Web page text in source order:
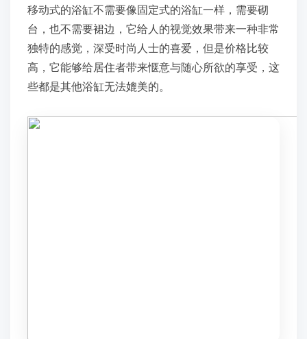
移动式的浴缸不需要像固定式的浴缸一样，需要砌
台，也不需要裙边，它给人的视觉效果带来一种非常
独特的感觉，深受时尚人士的喜爱，但是价格比较
高，它能够给居住者带来惬意与随心所欲的享受，这
些都是其他浴缸无法媲美的。